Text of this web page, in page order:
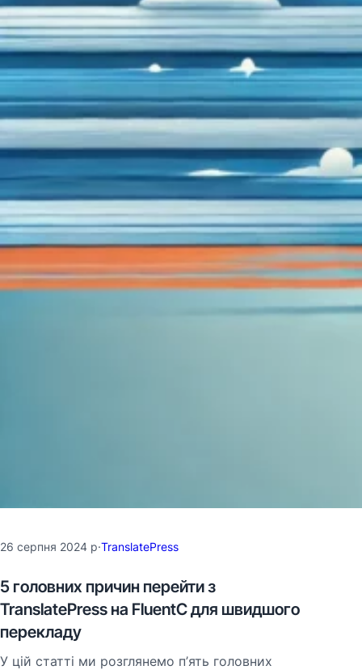
26 серпня 2024 р·TranslatePress
5 головних причин перейти з
TranslatePress на FluentC для швидшого
перекладу
У цій статті ми розглянемо п’ять головних